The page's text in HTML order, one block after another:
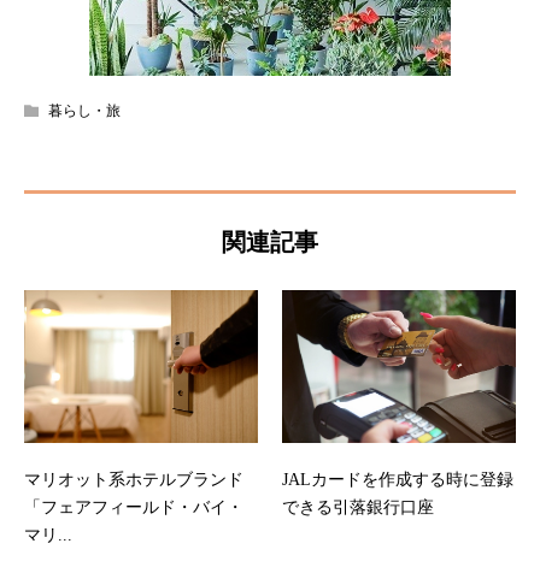
暮らし・旅
関連記事
マリオット系ホテルブランド
「フェアフィールド・バイ・
マリ...
JALカードを作成する時に登録
できる引落銀行口座